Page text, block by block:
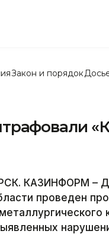
Закон и порядок
КАЗИНФОРМ –
проведен